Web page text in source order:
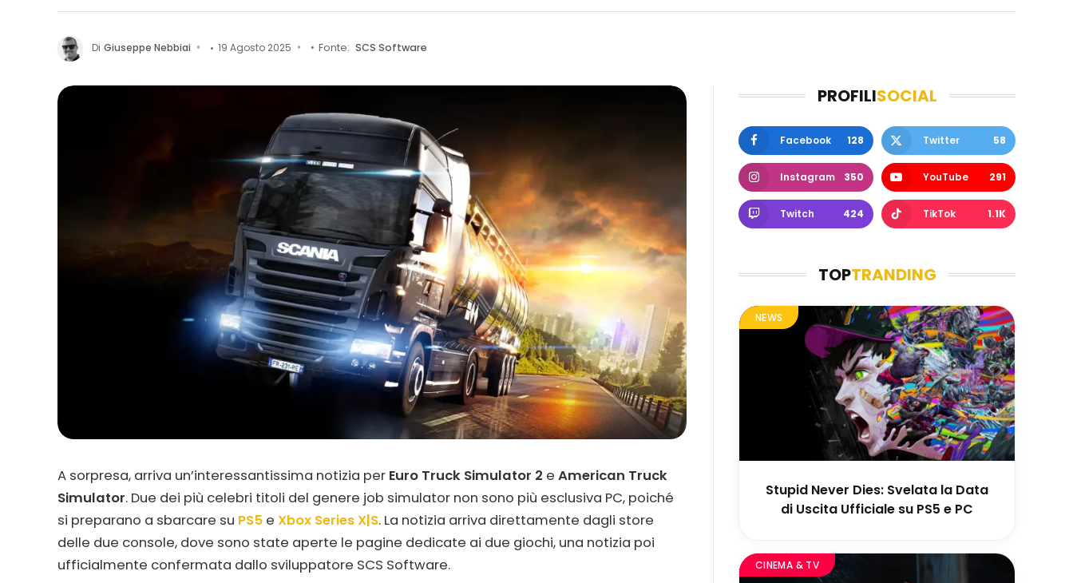
Di Giuseppe Nebbiai 19 Agosto 2025 Fonte: SCS Software
A sorpresa, arriva un’interessantissima notizia per Euro Truck Simulator 2 e American Truck
Simulator. Due dei più celebri titoli del genere job simulator non sono più esclusiva PC, poiché
si preparano a sbarcare su PS5 e Xbox Series X|S. La notizia arriva direttamente dagli store
delle due console, dove sono state aperte le pagine dedicate ai due giochi, una notizia poi
ufficialmente confermata dallo sviluppatore SCS Software.
PROFILISOCIAL
Facebook 128 Twitter 58
Instagram 350 YouTube 291
Twitch 424 TikTok 1.1K
TOPTRANDING
NEWS
Stupid Never Dies: Svelata la Data
di Uscita Ufficiale su PS5 e PC
CINEMA & TV